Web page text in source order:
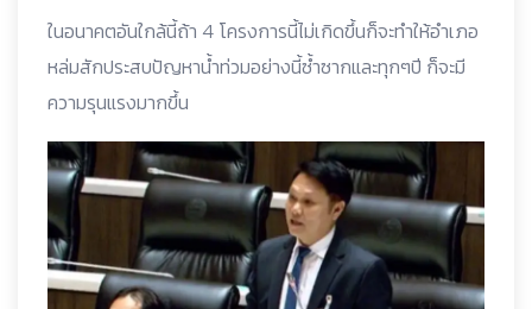
ในอนาคตอันใกล้นี้ถ้า 4 โครงการนี้ไม่เกิดขึ้นก็จะทำให้อำเภอ
หล่มสักประสบปัญหาน้ำท่วมอย่างนี้ซ้ำซากและทุกๆปี ก็จะมี
ความรุนแรงมากขึ้น